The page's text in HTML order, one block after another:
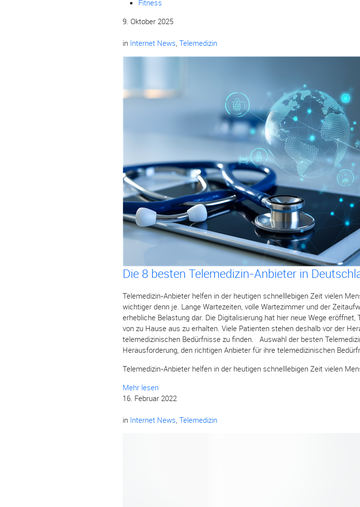
Fitness
9. Oktober 2025
in Internet News, Telemedizin
Die 8 besten Telemedizin-Anbieter in
Telemedizin-Anbieter helfen in der heutigen schnelllebigen Zeit vielen
wichtiger denn je. Lange Wartezeiten, volle Wartezimmer und der
erhebliche Belastung dar. Die Digitalisierung hat hier neue Wege
von zu Hause aus zu erhalten. Viele Patienten stehen deshalb vor der
telemedizinischen Bedürfnisse zu finden. Auswahl der besten
Herausforderung, den richtigen Anbieter für ihre telemedizinischen
Telemedizin-Anbieter helfen in der heutigen schnelllebigen Zeit vielen
Mehr lesen
16. Februar 2022
in Internet News, Telemedizin